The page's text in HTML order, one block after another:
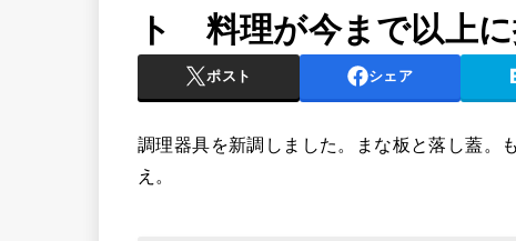
ト 料理が今まで以上に
ポスト シェア
調理器具を新調しました。まな板と落し蓋。
え。